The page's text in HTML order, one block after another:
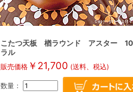
こたつ天板 楢ラウンド アスター
ラル
販売価格￥ 21,700 (送料、税込)
数量：